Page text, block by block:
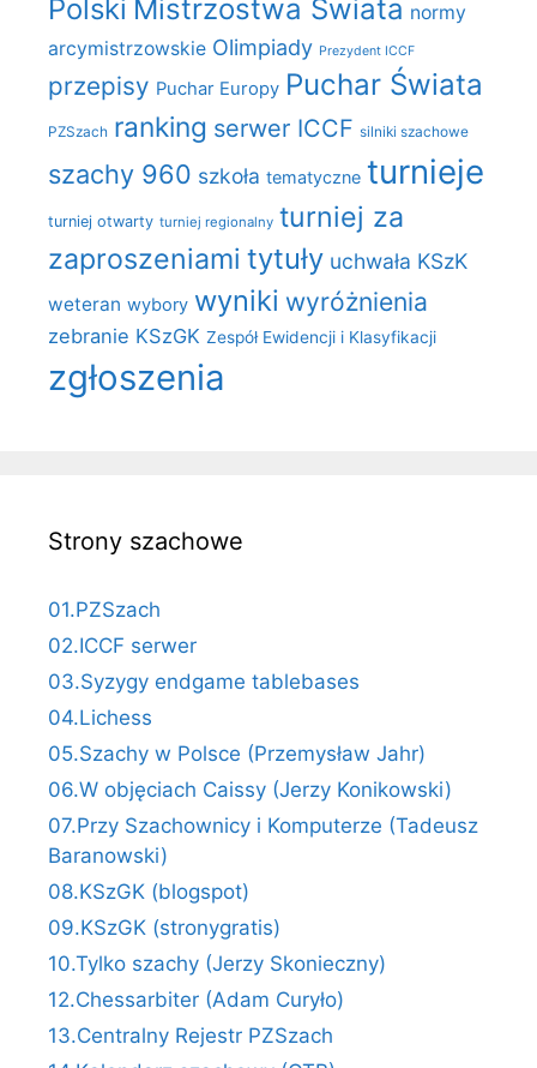
Polski Mistrzostwa Świata normy
arcymistrzowskie Olimpiady Prezydent ICCF
przepisy Puchar Europy Puchar Świata
PZSzach ranking serwer ICCF silniki szachowe
szachy 960 szkoła tematyczne turnieje
turniej otwarty turniej regionalny turniej za
zaproszeniami tytuły uchwała KSzK
weteran wybory wyniki wyróżnienia
zebranie KSzGK Zespół Ewidencji i Klasyfikacji
zgłoszenia
Strony szachowe
01.PZSzach
02.ICCF serwer
03.Syzygy endgame tablebases
04.Lichess
05.Szachy w Polsce (Przemysław Jahr)
06.W objęciach Caissy (Jerzy Konikowski)
07.Przy Szachownicy i Komputerze (Tadeusz
Baranowski)
08.KSzGK (blogspot)
09.KSzGK (stronygratis)
10.Tylko szachy (Jerzy Skonieczny)
12.Chessarbiter (Adam Curyło)
13.Centralny Rejestr PZSzach